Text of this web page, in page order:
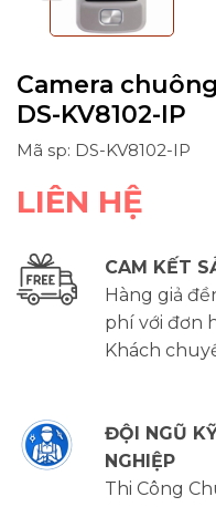
Camera
DS-KV8102-IP
Mã sp: DS-KV8102-IP
LIÊN HỆ
CAM KẾT
Hàng giả
phí với đơn
Khách
ĐỘI NGŨ
NGHIỆP
Thi Công